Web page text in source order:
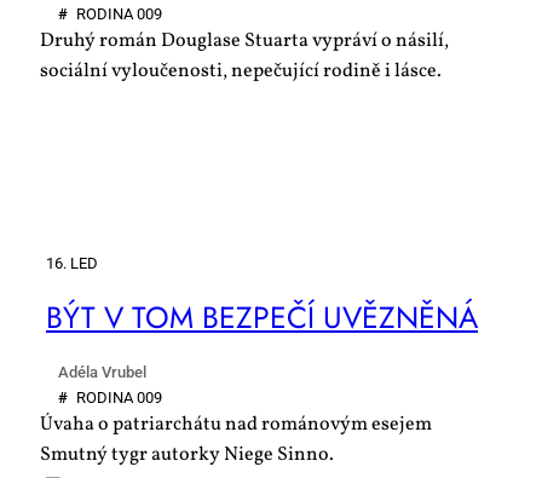
# RO­DI­NA 009
Druhý román Douglase Stuarta vypráví o násilí,
sociální vyloučenosti, nepečující rodině i lásce.
16. LED
BÝT V TOM BEZ­PE­ČÍ UVĚZ­NĚ­NÁ
Adéla Vrubel
# RO­DI­NA 009
Úvaha o patriarchátu nad románovým esejem
Smutný tygr autorky Niege Sinno.